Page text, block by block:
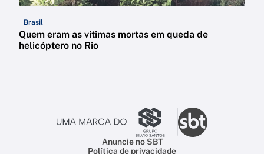
Brasil
Quem eram as vítimas mortas em queda de
helicóptero no Rio
Anuncie no SBT
Política de privacidade